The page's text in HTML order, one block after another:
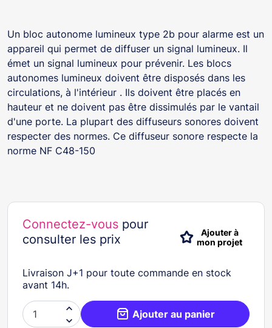
Un bloc autonome lumineux type 2b pour alarme est un
appareil qui permet de diffuser un signal lumineux. Il
émet un signal lumineux pour prévenir. Les blocs
autonomes lumineux doivent être disposés dans les
circulations, à l'intérieur . Ils doivent être placés en
hauteur et ne doivent pas être dissimulés par le vantail
d'une porte. La plupart des diffuseurs sonores doivent
respecter des normes. Ce diffuseur sonore respecte la
norme NF C48-150
Connectez-vous pour
consulter les prix
Ajouter à
mon projet
Livraison J+1 pour toute commande en stock
avant 14h.

 Ajouter au panier